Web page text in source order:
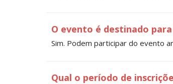
O evento é destinado
Sim. Podem participar do evento
Qual o período de